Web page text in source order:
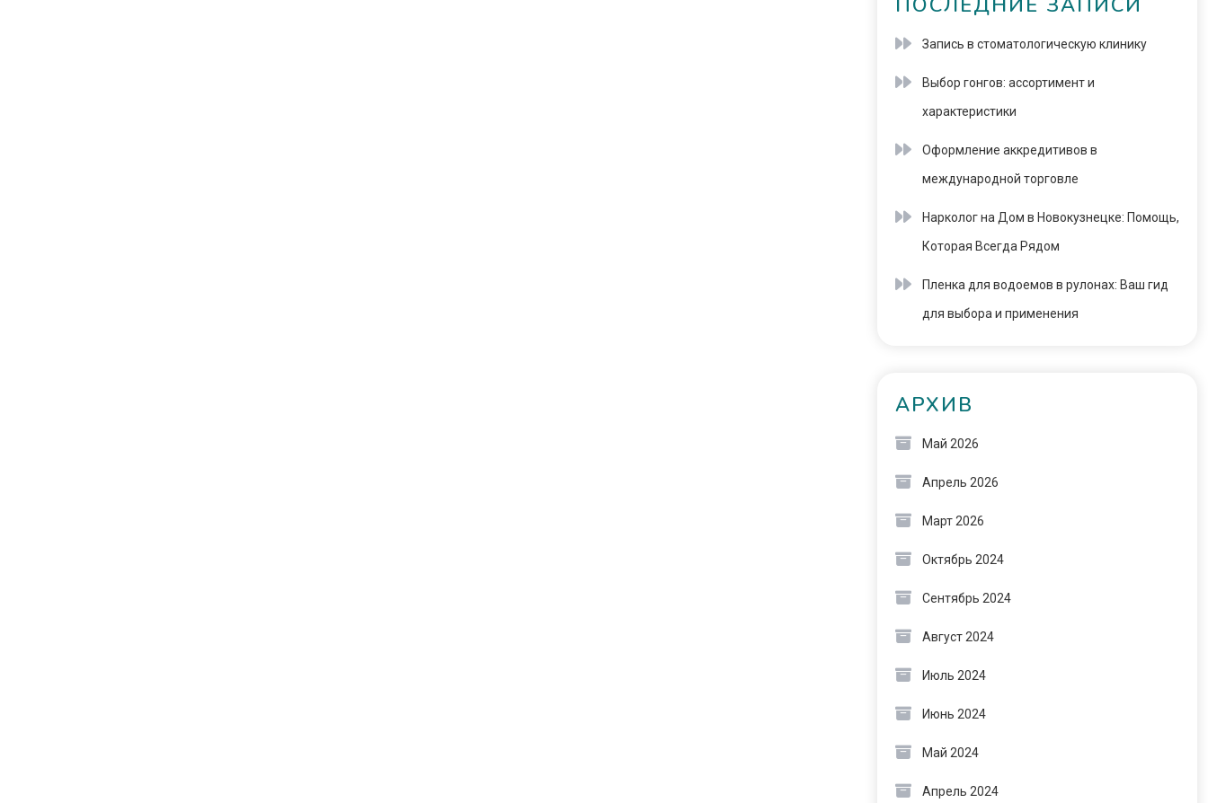
ПОСЛЕДНИЕ ЗАПИСИ
Запись в стоматологическую клинику
Выбор гонгов: ассортимент и
характеристики
Оформление аккредитивов в
международной торговле
Нарколог на Дом в Новокузнецке: Помощь,
Которая Всегда Рядом
Пленка для водоемов в рулонах: Ваш гид
для выбора и применения
АРХИВ
Май 2026
Апрель 2026
Март 2026
Октябрь 2024
Сентябрь 2024
Август 2024
Июль 2024
Июнь 2024
Май 2024
Апрель 2024